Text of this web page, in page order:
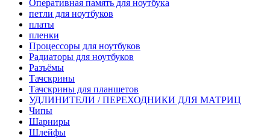
Оперативная память для ноутбука
петли для ноутбуков
платы
пленки
Процессоры для ноутбуков
Радиаторы для ноутбуков
Разъёмы
Тачскрины
Тачскрины для планшетов
УДЛИНИТЕЛИ / ПЕРЕХОДНИКИ ДЛЯ МАТРИЦ
Чипы
Шарниры
Шлейфы